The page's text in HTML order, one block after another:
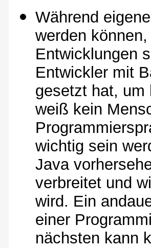
Während
werden
Entwicklungen
Entwickler mit
gesetzt hat, um
weiß kein
wichtig sein
Java
verbreitet und
wird. Ein
einer
nächsten kann